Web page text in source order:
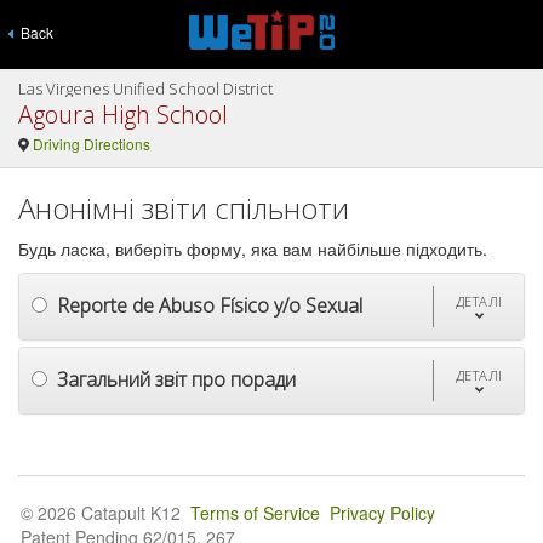
Back
Las Virgenes Unified School District
Agoura High School
Driving Directions
Анонімні звіти спільноти
Будь ласка, виберіть форму, яка вам найбільше підходить.
Reporte de Abuso Físico y/o Sexual ДЕТАЛІ
Загальний звіт про поради ДЕТАЛІ
© 2026 Catapult K12 Terms of Service Privacy Policy
Patent Pending 62/015, 267